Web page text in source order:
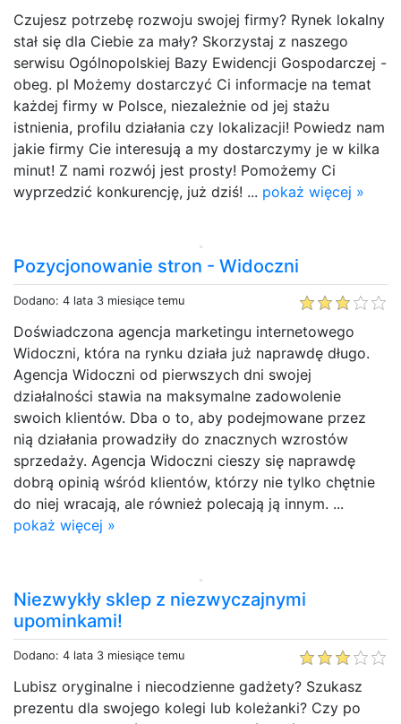
Czujesz potrzebę rozwoju swojej firmy? Rynek lokalny
stał się dla Ciebie za mały? Skorzystaj z naszego
serwisu Ogólnopolskiej Bazy Ewidencji Gospodarczej -
obeg. pl Możemy dostarczyć Ci informacje na temat
każdej firmy w Polsce, niezależnie od jej stażu
istnienia, profilu działania czy lokalizacji! Powiedz nam
jakie firmy Cie interesują a my dostarczymy je w kilka
minut! Z nami rozwój jest prosty! Pomożemy Ci
wyprzedzić konkurencję, już dziś! ... pokaż więcej »
Pozycjonowanie stron - Widoczni
Dodano: 4 lata 3 miesiące temu
Doświadczona agencja marketingu internetowego
Widoczni, która na rynku działa już naprawdę długo.
Agencja Widoczni od pierwszych dni swojej
działalności stawia na maksymalne zadowolenie
swoich klientów. Dba o to, aby podejmowane przez
nią działania prowadziły do znacznych wzrostów
sprzedaży. Agencja Widoczni cieszy się naprawdę
dobrą opinią wśród klientów, którzy nie tylko chętnie
do niej wracają, ale również polecają ją innym. ...
pokaż więcej »
Niezwykły sklep z niezwyczajnymi
upominkami!
Dodano: 4 lata 3 miesiące temu
Lubisz oryginalne i niecodzienne gadżety? Szukasz
prezentu dla swojego kolegi lub koleżanki? Czy po